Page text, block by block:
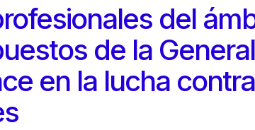
del
de la
en la lucha